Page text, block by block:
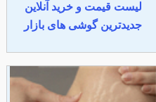
لیست قیمت و خرید آنلاین
جدیدترین گوشی های بازار